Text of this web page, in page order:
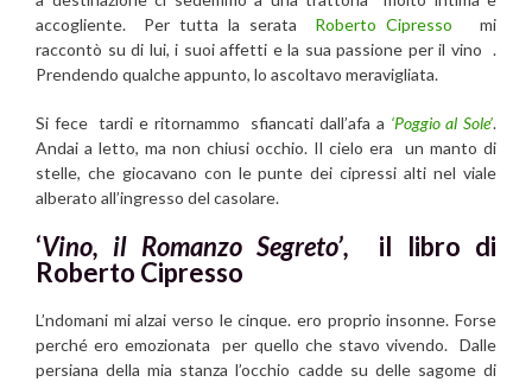
accogliente. Per tutta la serata Roberto Cipresso mi
raccontò su di lui, i suoi affetti e la sua passione per il vino .
Prendendo qualche appunto, lo ascoltavo meravigliata.
Si fece tardi e ritornammo sfiancati dall’afa a ‘Poggio al Sole’.
Andai a letto, ma non chiusi occhio. Il cielo era un manto di
stelle, che giocavano con le punte dei cipressi alti nel viale
alberato all’ingresso del casolare.
‘Vino, il Romanzo Segreto’,
il libro di
Roberto Cipresso
L’ndomani mi alzai verso le cinque. ero proprio insonne. Forse
perché ero emozionata per quello che stavo vivendo. Dalle
persiana della mia stanza l’occhio cadde su delle sagome di